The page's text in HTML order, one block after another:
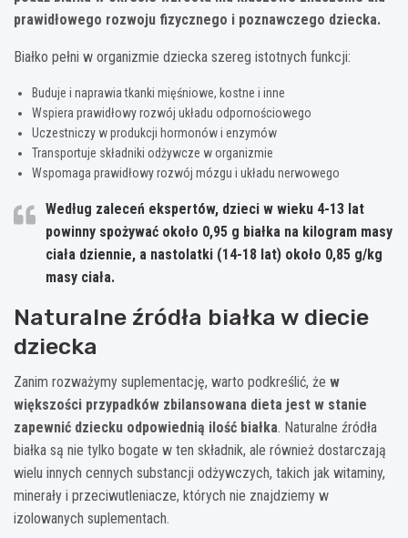
prawidłowego rozwoju fizycznego i poznawczego dziecka.
Białko pełni w organizmie dziecka szereg istotnych funkcji:
Buduje i naprawia tkanki mięśniowe, kostne i inne
Wspiera prawidłowy rozwój układu odpornościowego
Uczestniczy w produkcji hormonów i enzymów
Transportuje składniki odżywcze w organizmie
Wspomaga prawidłowy rozwój mózgu i układu nerwowego
Według zaleceń ekspertów, dzieci w wieku 4-13 lat
powinny spożywać około 0,95 g białka na kilogram masy
ciała dziennie, a nastolatki (14-18 lat) około 0,85 g/kg
masy ciała.
Naturalne źródła białka w diecie
dziecka
Zanim rozważymy suplementację, warto podkreślić, że w
większości przypadków zbilansowana dieta jest w stanie
zapewnić dziecku odpowiednią ilość białka. Naturalne źródła
białka są nie tylko bogate w ten składnik, ale również dostarczają
wielu innych cennych substancji odżywczych, takich jak witaminy,
minerały i przeciwutleniacze, których nie znajdziemy w
izolowanych suplementach.